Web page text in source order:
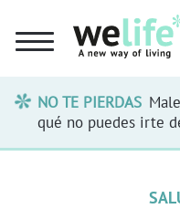
NO TE PIERDAS
qué no puedes irte